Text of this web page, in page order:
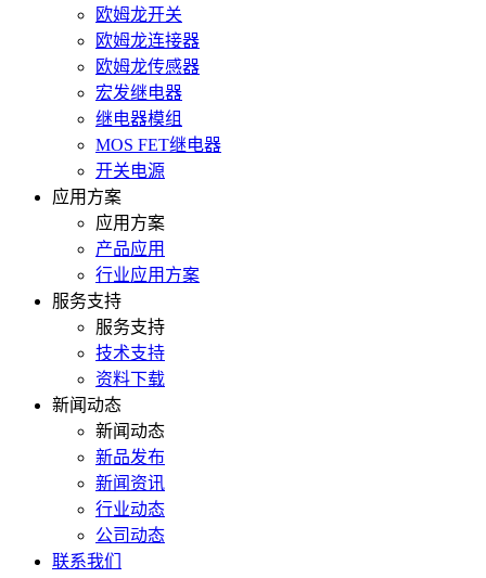
欧姆龙开关
欧姆龙连接器
欧姆龙传感器
宏发继电器
继电器模组
MOS FET继电器
开关电源
应用方案
应用方案
产品应用
行业应用方案
服务支持
服务支持
技术支持
资料下载
新闻动态
新闻动态
新品发布
新闻资讯
行业动态
公司动态
联系我们